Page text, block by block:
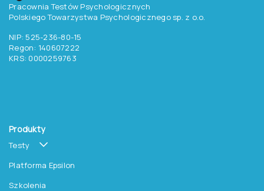
Pracownia Testów Psychologicznych
Polskiego Towarzystwa Psychologicznego sp. z o.o.
NIP: 525-236-80-15
Regon: 140607222
KRS: 0000259763
Produkty
Testy
Platforma Epsilon
Szkolenia